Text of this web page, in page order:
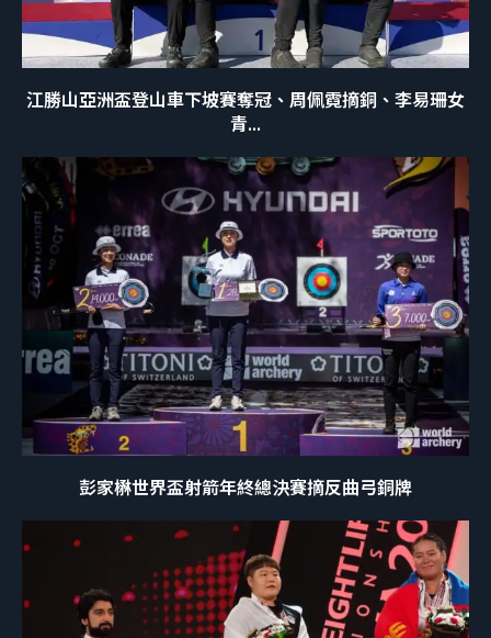
江勝山亞洲盃登山車下坡賽奪冠、周佩霓摘銅、李易珊女
青...
彭家楙世界盃射箭年終總決賽摘反曲弓銅牌